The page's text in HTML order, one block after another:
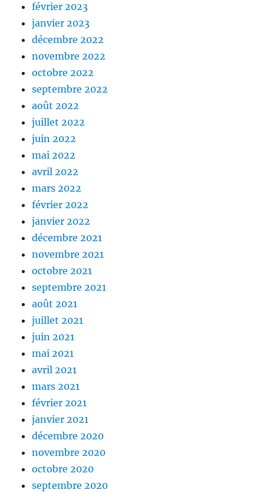
février 2023
janvier 2023
décembre 2022
novembre 2022
octobre 2022
septembre 2022
août 2022
juillet 2022
juin 2022
mai 2022
avril 2022
mars 2022
février 2022
janvier 2022
décembre 2021
novembre 2021
octobre 2021
septembre 2021
août 2021
juillet 2021
juin 2021
mai 2021
avril 2021
mars 2021
février 2021
janvier 2021
décembre 2020
novembre 2020
octobre 2020
septembre 2020